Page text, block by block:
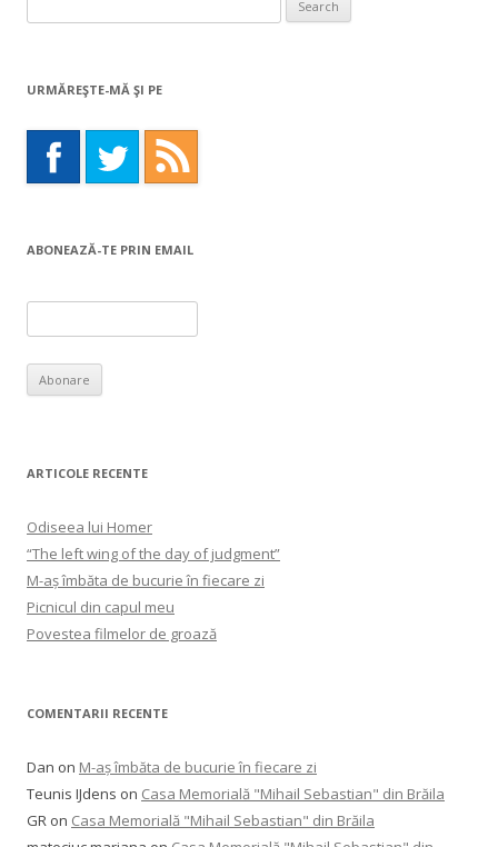
for:
URMĂREŞTE-MĂ ŞI PE
ABONEAZĂ-TE PRIN EMAIL
ARTICOLE RECENTE
Odiseea lui Homer
“The left wing of the day of judgment”
M-aș îmbăta de bucurie în fiecare zi
Picnicul din capul meu
Povestea filmelor de groază
COMENTARII RECENTE
Dan on M-aș îmbăta de bucurie în fiecare zi
Teunis IJdens on Casa Memorială "Mihail Sebastian" din Brăila
GR on Casa Memorială "Mihail Sebastian" din Brăila